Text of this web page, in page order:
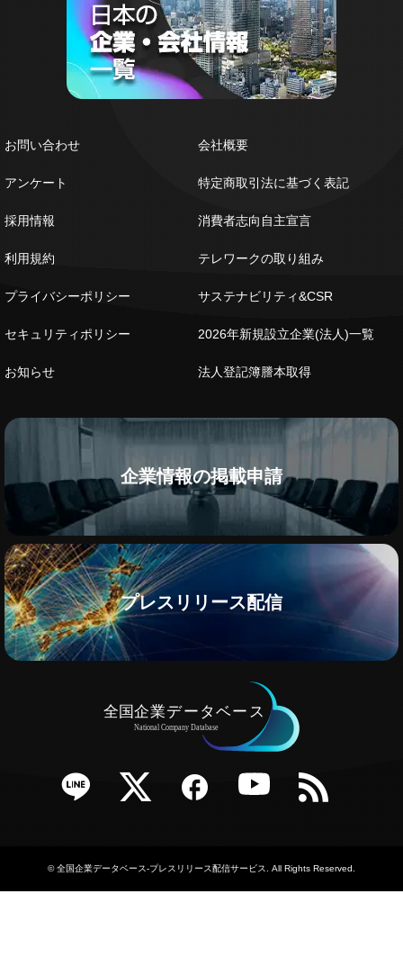
お問い合わせ
アンケート
採用情報
利用規約
プライバシーポリシー
セキュリティポリシー
お知らせ
会社概要
特定商取引法に基づく表記
消費者志向自主宣言
テレワークの取り組み
サステナビリティ&CSR
2026年新規設立企業(法人)一覧
法人登記簿謄本取得
企業情報の掲載申請
プレスリリース配信
Twitter Facebook YouTube RSS
©全国企業データベース-プレスリリース配信サービス. All Rights Reserved.